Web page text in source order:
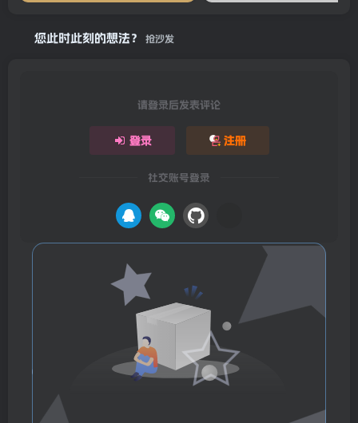
您此时此刻的想法？ 抢沙发
请登录后发表评论
登录 注册
社交账号登录